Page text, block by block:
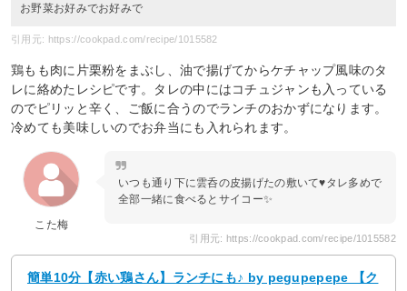
お野菜お好みでお好みで
引用元: https://cookpad.com/recipe/1015582
鶏もも肉に片栗粉をまぶし、油で揚げてからケチャップ風味のタ
レに絡めたレシピです。タレの中にはコチュジャンも入っている
のでピリッと辛く、ご飯に合うのでランチのおかずになります。
冷めても美味しいのでお弁当にも入れられます。
こた梅
いつも通り下に雲呑の皮揚げたの敷いて♥️タレ多めで
全部一緒に食べるとサイコー✨
引用元: https://cookpad.com/recipe/1015582
簡単10分【赤い鶏さん】ランチにも♪ by pegupepepe 【ク